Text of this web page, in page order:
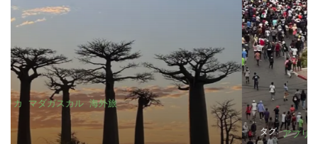
タグ: アフリカ マダガスカル